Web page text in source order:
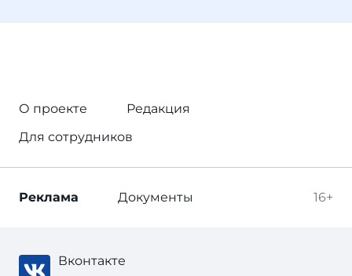
О проекте
Редакция
Для сотрудников
16+
Реклама Документы
Вконтакте